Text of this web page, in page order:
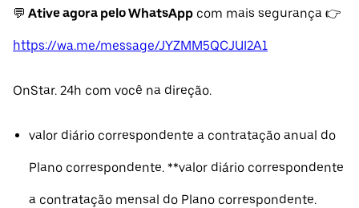
💬 Ative agora pelo WhatsApp com mais segurança 👉
https://wa.me/message/JYZMM5QCJUI2A1
OnStar. 24h com você na direção.
valor diário correspondente a contratação anual do
Plano correspondente. **valor diário correspondente
a contratação mensal do Plano correspondente.